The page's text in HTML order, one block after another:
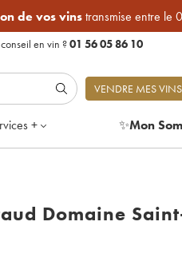
de vos vinstransmise entre le
en vin ?01 56 05 86 10
VENDRE MES VINS
+ ✨Mon
Domaine